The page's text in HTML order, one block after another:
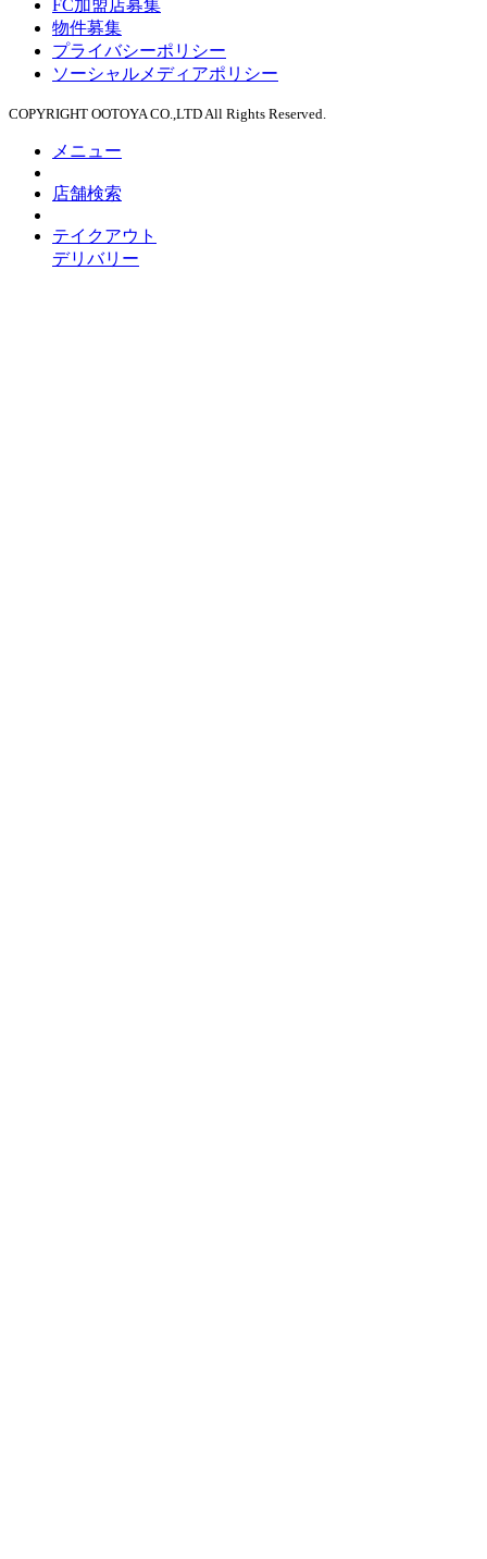
FC加盟店募集
物件募集
プライバシーポリシー
ソーシャルメディアポリシー
COPYRIGHT OOTOYA CO.,LTD All Rights Reserved.
メニュー
店舗検索
テイクアウト
デリバリー